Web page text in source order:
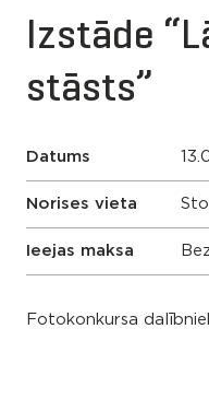
Izstāde
stāsts”
Datums
Norises vieta
Ieejas maksa
Fotokonkursa